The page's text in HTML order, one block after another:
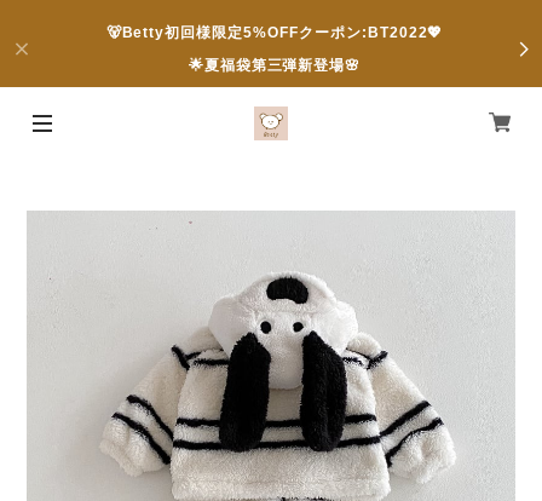
🐻Betty初回様限定5%OFFクーポン:BT2022💖
🌟夏福袋第三弾新登場🌸